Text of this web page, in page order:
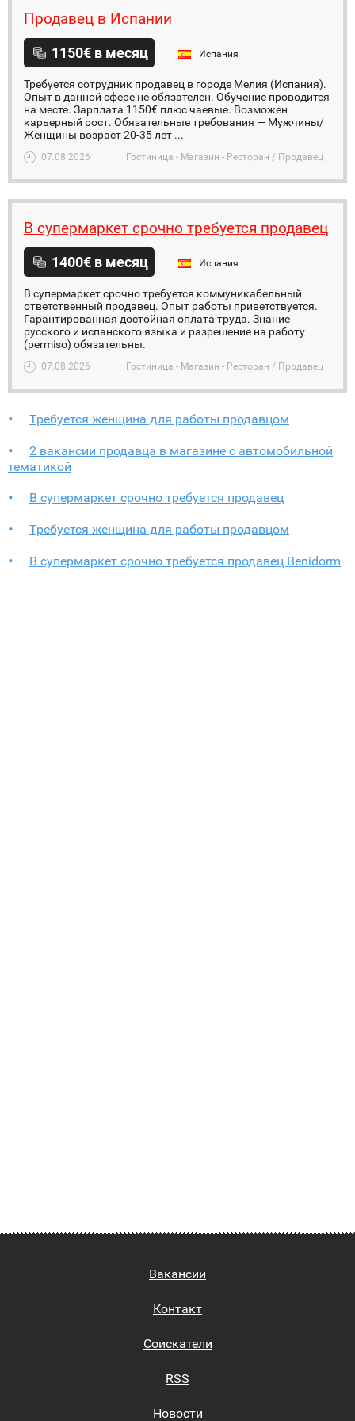
Продавец в Испании
1150€ в месяц Испания
Требуется сотрудник продавец в городе Мелия (Испания).
Опыт в данной сфере не обязателен. Обучение проводится
на месте. Зарплата 1150€ плюс чаевые. Возможен
карьерный рост. Обязательные требования — Мужчины/
Женщины возраст 20-35 лет ...
07.08.2026 Гостиница - Магазин - Ресторан / Продавец
В супермаркет срочно требуется продавец
1400€ в месяц Испания
В супермаркет срочно требуется коммуникабельный
ответственный продавец. Опыт работы приветствуется.
Гарантированная достойная оплата труда. Знание
русского и испанского языка и разрешение на работу
(permiso) обязательны.
07.08.2026 Гостиница - Магазин - Ресторан / Продавец
Требуется женщина для работы продавцом
2 вакансии продавца в магазине с автомобильной
тематикой
В супермаркет срочно требуется продавец
Требуется женщина для работы продавцом
В супермаркет срочно требуется продавец Benidorm
Вакансии
Контакт
Соискатели
RSS
Новости